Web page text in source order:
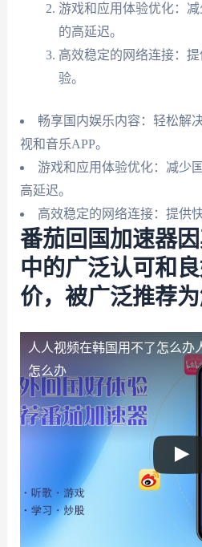
游戏和应用体验优化：
的高延迟。
高效稳定的网络连接：
验。
畅享国内娱乐内容：轻松解
视和音乐APP。
游戏和应用体验优化：减少
高延迟。
高效稳定的网络连接：提供
番茄回国加速器
中的广泛认可和
价，被广泛推荐
人人视频在韩国用不了怎么办
怎么办